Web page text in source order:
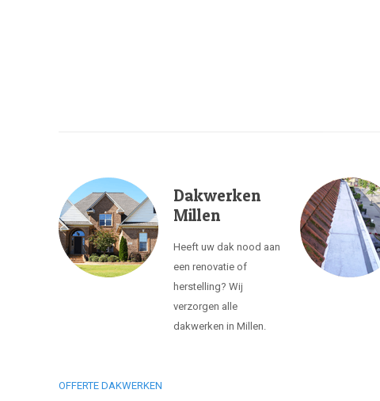
Dakwerken
Millen
Heeft uw dak nood aan
een renovatie of
herstelling? Wij
verzorgen alle
dakwerken in Millen.
OFFERTE DAKWERKEN